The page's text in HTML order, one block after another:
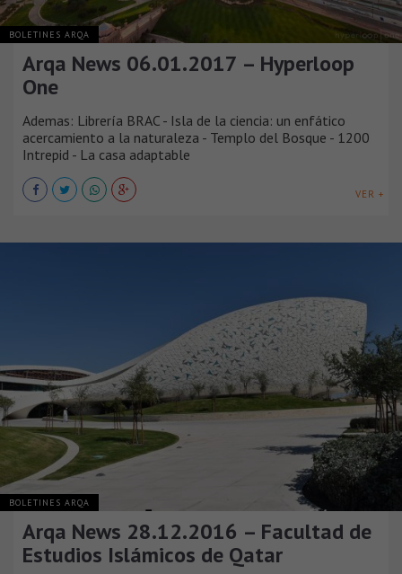
BOLETINES ARQA
Arqa News 06.01.2017 – Hyperloop
One
Ademas: Librería BRAC - Isla de la ciencia: un enfático
acercamiento a la naturaleza - Templo del Bosque - 1200
Intrepid - La casa adaptable
VER +
BOLETINES ARQA
Arqa News 28.12.2016 – Facultad de
Estudios Islámicos de Qatar